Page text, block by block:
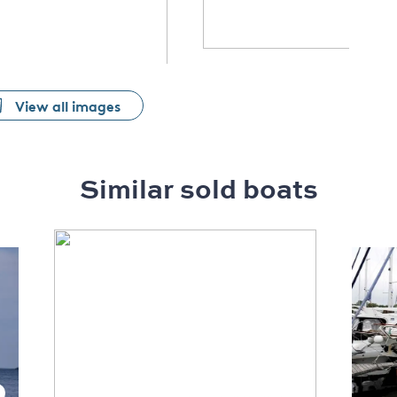
View all images
Similar sold boats